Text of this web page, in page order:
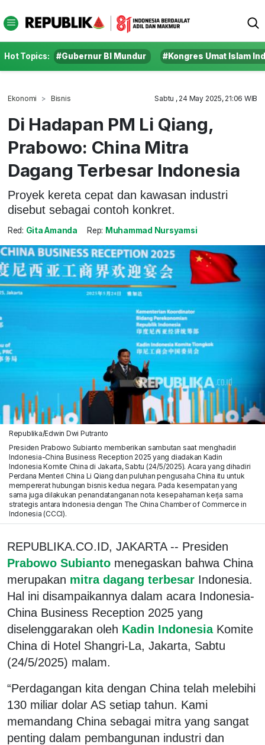
Hot Topics: #Gubernur BI Mundur #Kongres Umat Islam
Ekonomi Bisnis Sabtu , 24 May 2025, 21:06 WIB
Di Hadapan PM Li Qiang,
Prabowo: China Mitra
Dagang Terbesar Indonesia
Proyek kereta cepat dan kawasan industri
disebut sebagai contoh konkret.
Red: Gita Amanda Rep: Muhammad Nursyamsi
Republika/Edwin Dwi Putranto
Presiden Prabowo Subianto memberikan sambutan saat menghadiri
Indonesia-China Business Reception 2025 yang diadakan Kadin
Indonesia Komite China di Jakarta, Sabtu (24/5/2025). Acara yang dihadiri
Perdana Menteri China Li Qiang dan puluhan pengusaha China itu untuk
mempererat hubungan bisnis kedua negara. Pada kesempatan yang
sama juga dilakukan penandatanganan nota kesepahaman kerja sama
strategis antara Indonesia dengan The China Chamber of Commerce in
Indonesia (CCCI).
REPUBLIKA.CO.ID, JAKARTA -- Presiden
Prabowo Subianto menegaskan bahwa China
merupakan mitra dagang terbesar Indonesia.
Hal ini disampaikannya dalam acara Indonesia-
China Business Reception 2025 yang
diselenggarakan oleh Kadin Indonesia Komite
China di Hotel Shangri-La, Jakarta, Sabtu
(24/5/2025) malam.
“Perdagangan kita dengan China telah melebihi
130 miliar dolar AS setiap tahun. Kami
memandang China sebagai mitra yang sangat
penting dalam pembangunan industri dan